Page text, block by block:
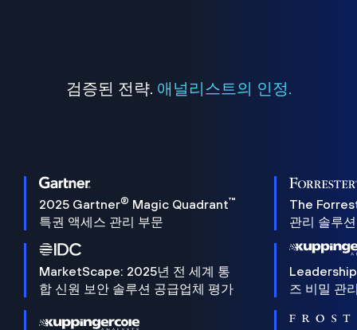
검증된 전략. 애널리스트의 인정.
2025 Gartner® Magic Quadrant™
특권 액세스 관리 부문
The
관리 솔루
MarketScape: 2025년 전 세계 통
합 신원 보안 솔루션 공급업체 평가
즈 비밀 관